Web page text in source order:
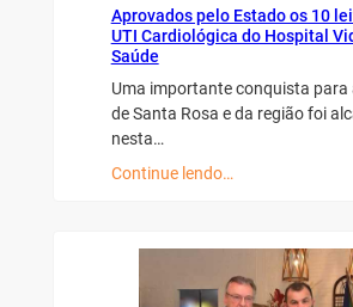
Aprovados pelo Estado os 10
UTI Cardiológica do Hospital
Saúde
Uma importante conquista para
de Santa Rosa e da região foi
nesta…
Continue lendo…